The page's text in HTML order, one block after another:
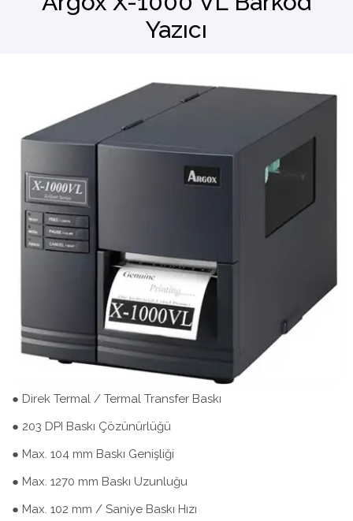
Yazıcı
● Direk Termal / Termal Transfer Baskı
● 203 DPI Baskı Çözünürlüğü
● Max. 104 mm Baskı Genişliği
● Max. 1270 mm Baskı Uzunluğu
● Max. 102 mm / Saniye Baskı Hızı